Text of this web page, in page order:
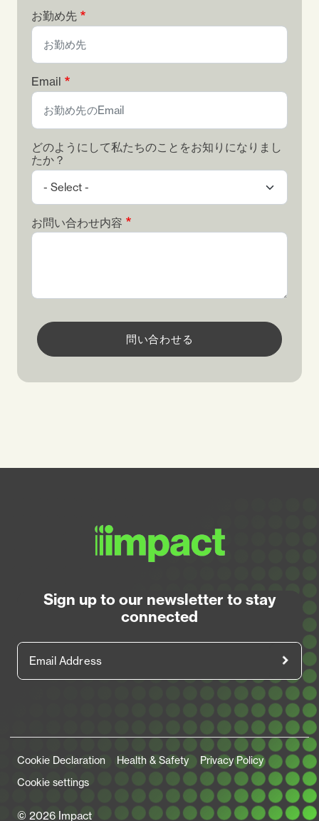
お勤め先
Email
どのようにして私たちのことをお知りになりまし
たか？
お問い合わせ内容
問い合わせる
Sign up to our newsletter to stay
connected
Legal Links
Cookie Declaration Health & Safety
Privacy Policy
Cookie settings
© 2026 Impact